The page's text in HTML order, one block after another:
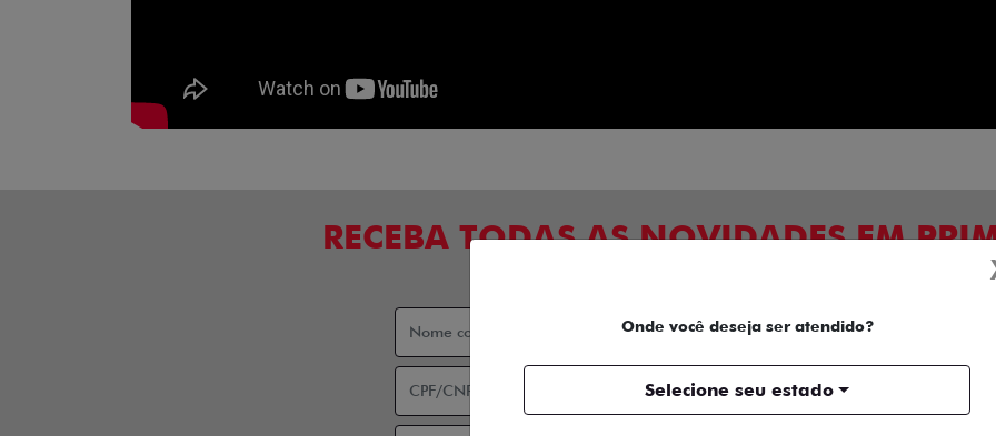
RECEBA TODAS AS NOVIDADES EM
Onde você deseja ser atendido?
Selecione seu estado